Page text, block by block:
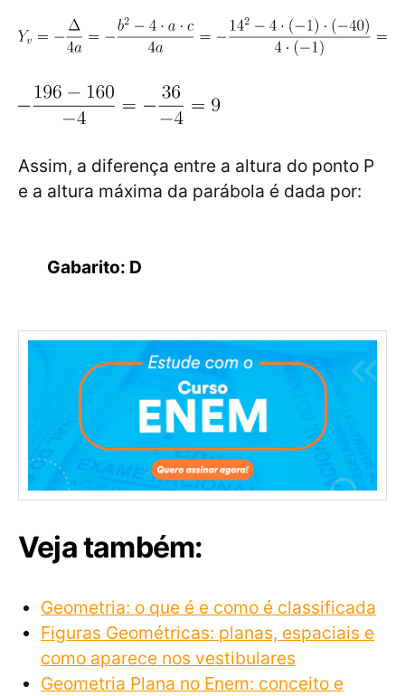
Assim, a diferença entre a altura do ponto P
e a altura máxima da parábola é dada por:
Gabarito: D
Veja também:
Geometria: o que é e como é classificada
Figuras Geométricas: planas, espaciais e
como aparece nos vestibulares
Geometria Plana no Enem: conceito e